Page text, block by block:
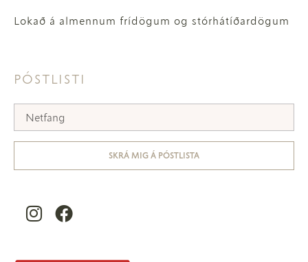
Lokað á almennum frídögum og stórhátíðardögum
PÓSTLISTI
SKRÁ MIG Á PÓSTLISTA